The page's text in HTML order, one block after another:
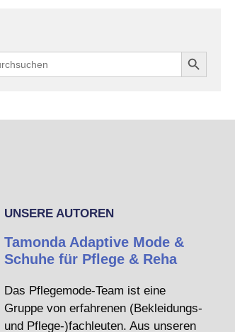
Search Button
UNSERE AUTOREN
Tamonda Adaptive Mode &
Schuhe für Pflege & Reha
Das Pflegemode-Team ist eine
Gruppe von erfahrenen (Bekleidungs-
und Pflege-)fachleuten. Aus unseren